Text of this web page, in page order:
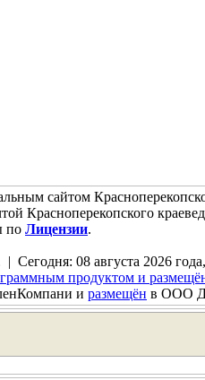
сайтом
Красноперекопского
по Лицензии.
| Сегодня: 08 августа 2026
продуктом и
и размещён в ООО